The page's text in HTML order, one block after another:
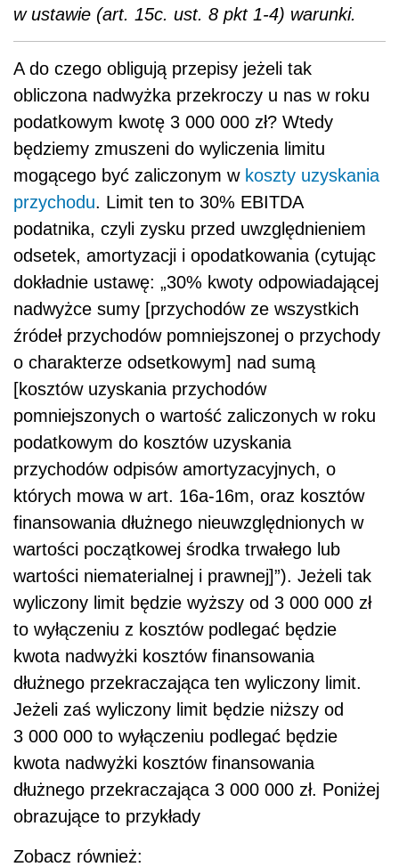
w ustawie (art. 15c. ust. 8 pkt 1-4) warunki.
A do czego obligują przepisy jeżeli tak
obliczona nadwyżka przekroczy u nas w roku
podatkowym kwotę 3 000 000 zł? Wtedy
będziemy zmuszeni do wyliczenia limitu
mogącego być zaliczonym w koszty uzyskania
przychodu. Limit ten to 30% EBITDA
podatnika, czyli zysku przed uwzględnieniem
odsetek, amortyzacji i opodatkowania (cytując
dokładnie ustawę: „30% kwoty odpowiadającej
nadwyżce sumy [przychodów ze wszystkich
źródeł przychodów pomniejszonej o przychody
o charakterze odsetkowym] nad sumą
[kosztów uzyskania przychodów
pomniejszonych o wartość zaliczonych w roku
podatkowym do kosztów uzyskania
przychodów odpisów amortyzacyjnych, o
których mowa w art. 16a-16m, oraz kosztów
finansowania dłużnego nieuwzględnionych w
wartości początkowej środka trwałego lub
wartości niematerialnej i prawnej]”). Jeżeli tak
wyliczony limit będzie wyższy od 3 000 000 zł
to wyłączeniu z kosztów podlegać będzie
kwota nadwyżki kosztów finansowania
dłużnego przekraczająca ten wyliczony limit.
Jeżeli zaś wyliczony limit będzie niższy od
3 000 000 to wyłączeniu podlegać będzie
kwota nadwyżki kosztów finansowania
dłużnego przekraczająca 3 000 000 zł. Poniżej
obrazujące to przykłady
Zobacz również: